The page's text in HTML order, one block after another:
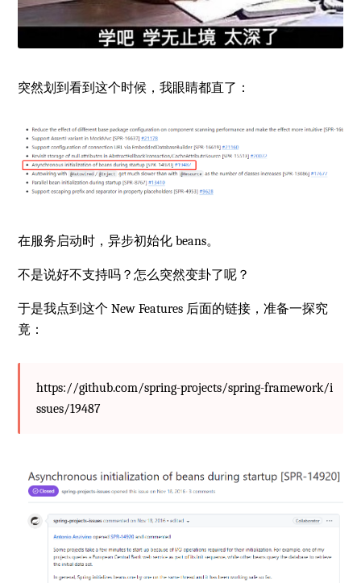
突然划到看到这个时候，我眼睛都直了：
在服务启动时，异步初始化 beans。
不是说好不支持吗？怎么突然变卦了呢？
于是我点到这个 New Features 后面的链接，准备一探究
竟：
https://github.com/spring-projects/spring-framework/i
ssues/19487